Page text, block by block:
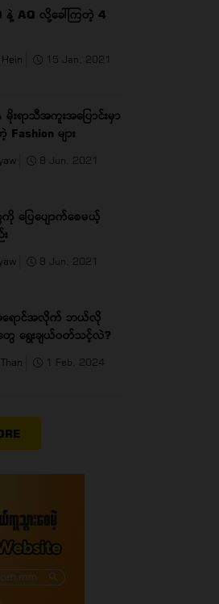
နဲ့ AQ လို့ခေါ်ကြတဲ့ 4
15 Jan, 2021
းရာသီအကူးအပြောင်းမှာ
များ
8 Jun, 2021
ပြေပျောက်စေမယ့်
9 Jun, 2021
ရောင်အလိုက် ဘယ်လို
ေ ရွေးချယ်ဝတ်သင့်လဲ?
1 Feb, 2024